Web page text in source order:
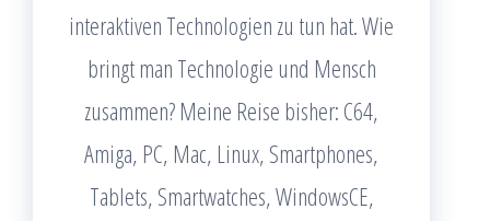
interaktiven Technologien zu tun hat. Wie
bringt man Technologie und Mensch
zusammen? Meine Reise bisher: C64,
Amiga, PC, Mac, Linux, Smartphones,
Tablets, Smartwatches, WindowsCE,